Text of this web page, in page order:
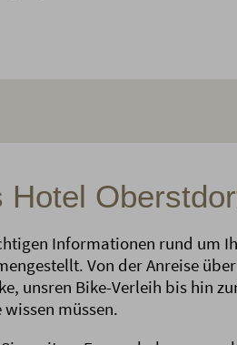
Hotel
Informationen rund um
Von der Anreise
unsren Bike-Verleih bis hin
wissen müssen.